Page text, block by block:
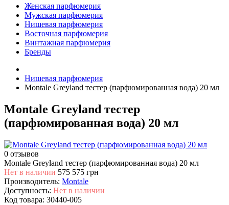
Женская парфюмерия
Мужская парфюмерия
Нишевая парфюмерия
Восточная парфюмерия
Винтажная парфюмерия
Бренды
Нишевая парфюмерия
Montale Greyland тестер (парфюмированная вода) 20 мл
Montale Greyland тестер
(парфюмированная вода) 20 мл
0 отзывов
Montale Greyland тестер (парфюмированная вода) 20 мл
Нет в наличии 575 575 грн
Производитель: Montale
Доступность: Нет в наличии
Код товара: 30440-005